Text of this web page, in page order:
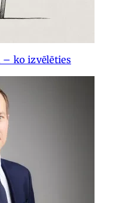
ko izvēlēties